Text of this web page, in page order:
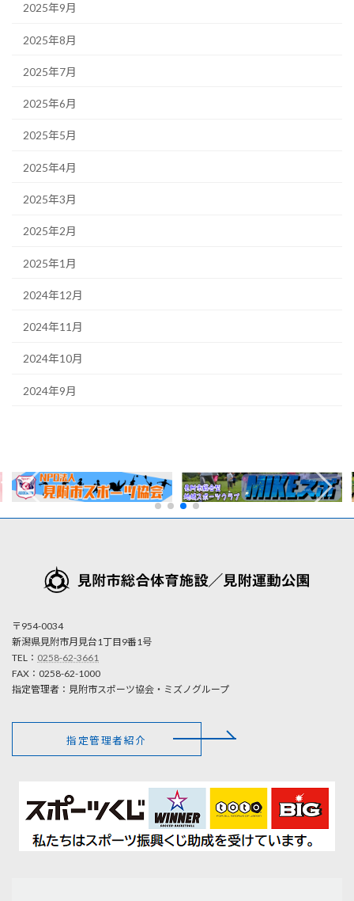
2025年9月
2025年8月
2025年7月
2025年6月
2025年5月
2025年4月
2025年3月
2025年2月
2025年1月
2024年12月
2024年11月
2024年10月
2024年9月
〒954-0034
新潟県見附市月見台1丁目9番1号
TEL： 0258-62-3661
FAX：0258-62-1000
指定管理者：見附市スポーツ協会・ミズノグループ
指定管理者紹介